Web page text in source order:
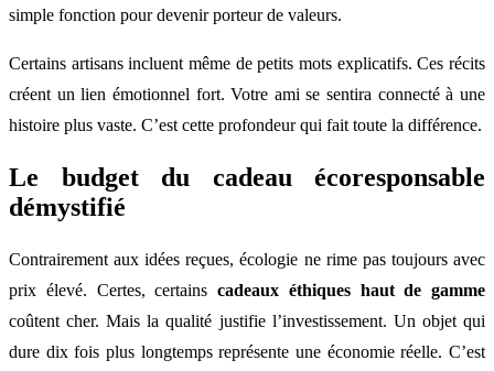
simple fonction pour devenir porteur de valeurs.
Certains artisans incluent même de petits mots explicatifs. Ces récits
créent un lien émotionnel fort. Votre ami se sentira connecté à une
histoire plus vaste. C’est cette profondeur qui fait toute la différence.
Le budget du cadeau écoresponsable
démystifié
Contrairement aux idées reçues, écologie ne rime pas toujours avec
prix élevé. Certes, certains cadeaux éthiques haut de gamme
coûtent cher. Mais la qualité justifie l’investissement. Un objet qui
dure dix fois plus longtemps représente une économie réelle. C’est